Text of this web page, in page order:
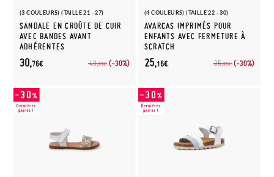
(3 COULEURS) (TAILLE 21 - 27)
SANDALE EN CROÛTE DE CUIR
AVEC BANDES AVANT
ADHÉRENTES
43,95€ (-30%)
30,76€
(4 COULEURS) (TAILLE 22 - 30)
AVARCAS IMPRIMÉS POUR
ENFANTS AVEC FERMETURE À
SCRATCH
35,95€ (-30%)
25,16€